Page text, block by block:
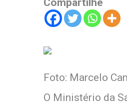
Compartilhe
Foto: Marcelo
O Ministério da